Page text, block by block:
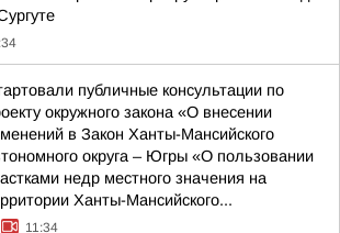
публичные консультации по
окружного закона «О внесении
в Закон Ханты-Мансийского
округа – Югры «О пользовании
недр местного значения на
Ханты-Мансийского...
11:34